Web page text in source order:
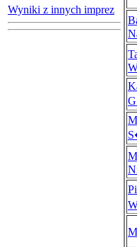
Wyniki z innych imprez